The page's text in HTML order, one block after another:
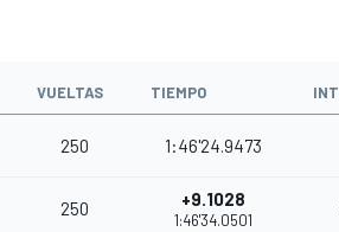
VUELTAS TIEMPO
250 1:46'24.9473
250 +9.1028
1:46'34.0501